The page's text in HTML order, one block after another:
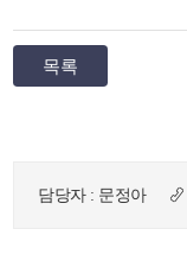
목록
담당자 : 문정아